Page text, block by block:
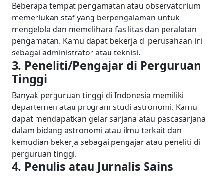
Beberapa tempat pengamatan atau observatorium
memerlukan staf yang berpengalaman untuk
mengelola dan memelihara fasilitas dan peralatan
pengamatan. Kamu dapat bekerja di perusahaan ini
sebagai administrator atau teknisi.
3. Peneliti/Pengajar di Perguruan
Tinggi
Banyak perguruan tinggi di Indonesia memiliki
departemen atau program studi astronomi. Kamu
dapat mendapatkan gelar sarjana atau pascasarjana
dalam bidang astronomi atau ilmu terkait dan
kemudian bekerja sebagai pengajar atau peneliti di
perguruan tinggi.
4. Penulis atau Jurnalis Sains